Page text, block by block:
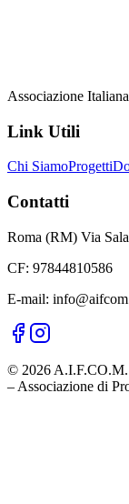
Associazione
Link Utili
Chi SiamoProgetti
Contatti
Roma (RM) Via
CF: 97844810586
E-mail:
© 2026 A.I.F.CO.M.
– Associazione di